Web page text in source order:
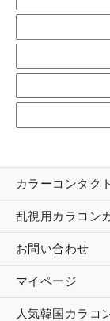
カラーコンタク
乱視用カラコン
お問い合わせ
マイページ
人気韓国カラコ